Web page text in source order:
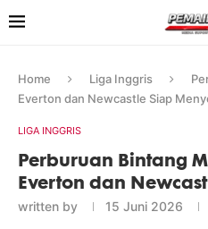
Home Liga Inggris
Everton dan Newcastle Siap
LIGA INGGRIS
Perburuan Bintang
Everton dan
written by 15 Juni 2026